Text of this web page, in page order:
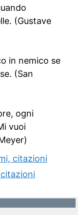
(Gustave
in nemico se
(San
ogni
vuoi
citazioni